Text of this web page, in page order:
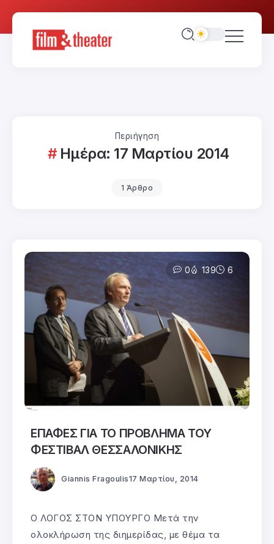
Περιήγηση
Ημέρα: 17 Μαρτίου 2014
1 Άρθρο
0 139 6
ΕΠΑΦΕΣ ΓΙΑ ΤΟ ΠΡΟΒΛΗΜΑ ΤΟΥ
ΦΕΣΤΙΒΑΛ ΘΕΣΣΑΛΟΝΙΚΗΣ
Giannis Fragoulis17 Μαρτίου, 2014
Ο ΛΟΓΟΣ ΣΤΟΝ ΥΠΟΥΡΓΟ Μετά την
ολοκλήρωση της διημερίδας, με θέμα τα